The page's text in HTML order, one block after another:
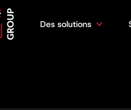
Des solutions